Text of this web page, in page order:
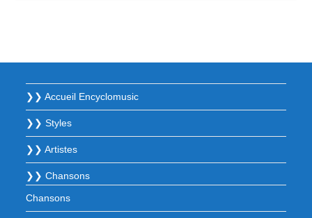
❯❯ Accueil Encyclomusic
❯❯ Styles
❯❯ Artistes
❯❯ Chansons
Chansons